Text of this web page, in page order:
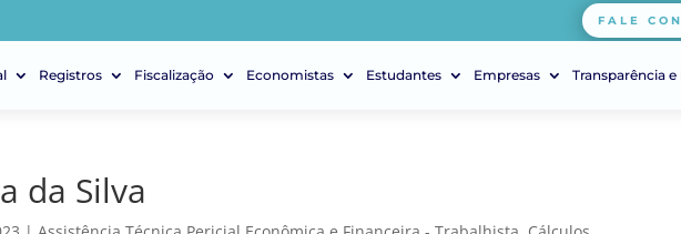
FALE
Registros Fiscalização Economistas Estudantes Empresas Transparência e
da Silva